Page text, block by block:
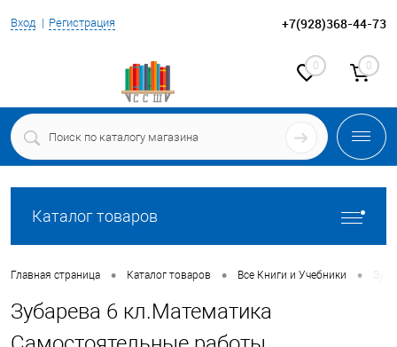
Вход Регистрация +7(928)368-44-73
0 0
Каталог товаров
Главная страница • Каталог товаров • Все Книги и Учебники •
Зубарева 6 кл.Математика